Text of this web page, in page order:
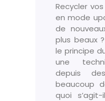
Recycler
en mode
de
plus beaux
le principe
une
depuis
beaucoup
quoi